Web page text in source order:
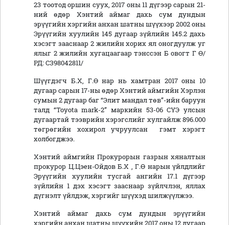
23 тоотод оршин суух, 2017 оны 11 дүгээр сарын 21-
ний өдөр Хэнтий аймаг дахь сум дундын
эрүүгийн хэргийн анхан шатны шүүхээр 2002 оны
Эрүүгийн хуулийн 145 дугаар зүйлийн 145.2 дахь
хэсэгт зааснаар 2 жилийн хорих ял оногдуулж уг
ялыг 2 жилийн хугацаагаар тэнссэн Б овогт Г Ө/
РД: СЗ98042811/
Шүүгдэгч Б.Х, Г.Ө нар нь хамтран 2017 оны 10
дугаар сарын 17-ны өдөр Хэнтий аймгийн Хэрлэн
сумын 2 дугаар баг “Элит мандал төв”-ийн баруун
талд “Toyota mark-2” маркийн 53-06 СҮЭ улсын
дугаартай тээврийн хэрэгслийг хулгайлж 896.000
төгрөгийн хохирол учруулсан гэмт хэрэгт
холбогджээ.
Хэнтий аймгийн Прокурорын газрын хяналтын
прокурор Ц.Цэен-Ойдов Б.Х , Г.Ө нарын үйлдлийг
Эрүүгийн хуулийн тусгай ангийн 17.1 дүгээр
зүйлийн 1 дэх хэсэгт зааснаар зүйлчлэн, яллах
дүгнэлт үйлдэж, хэргийг шүүхэд шилжүүлжээ.
Хэнтий аймаг дахь сум дундын эрүүгийн
хэргийн анхан шатны шүүхийн 2017 оны 12 дугаар